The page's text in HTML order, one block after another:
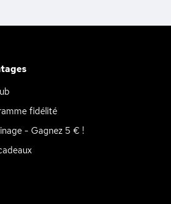
fidélité
- Gagnez 5 € !